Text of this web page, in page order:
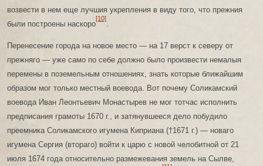
возвести в нем еще лучшия укрепления в виду того, что прежния
были построены наскоро
[10]
.
Перенесение города на новое место — на 17 верст к северу от
прежняго — уже само по себе должно было произвести немалыя
перемены в поземельным отношениях, знать которые ближайшим
образом мог только местный воевода. Вот почему Соликамский
воевода Иван Леонтьевич Монастырев не мог тотчас исполнить
предписания грамоты 1670 г., и затянувшееся дело побудило
преемника Соликамского игумена Киприана (†1671 г.) — новаго
игумена Сергия (втораго) войти к царю с новой челобитной от 21
июля 1674 года относительно размежевания земель на Сылве,